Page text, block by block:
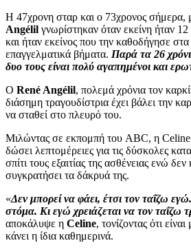
Η 47χρονη σταρ και ο 73χρονος σήμερα,
Angélil γνωρίστηκαν όταν εκείνη ήταν
και ήταν εκείνος που την καθοδήγησε
επαγγελματικά βήματα. Παρά τα 26
δυο τους είναι πολύ αγαπημένοι και
Ο René Angélil, πολεμά χρόνια τον
διάσημη τραγουδίστρια έχει βάλει την
να σταθεί στο πλευρό του.
Μιλώντας σε εκπομπή του ABC, η
δώσει λεπτομέρειες για τις δύσκολες
σπίτι τους εξαιτίας της ασθένειας ενώ
συγκρατήσει τα δάκρυά της.
«Δεν μπορεί να φάει, έτσι τον ταΐζω
στόμα. Κι εγώ χρειάζεται να τον ταΐζω
αποκάλυψε η Celine, τονίζοντας ότι
κάνει η ίδια καθημερινά.